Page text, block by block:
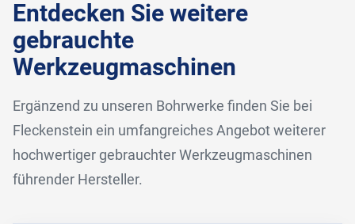
Entdecken Sie weitere
gebrauchte
Werkzeugmaschinen
Ergänzend zu unseren Bohrwerke finden Sie bei
Fleckenstein ein umfangreiches Angebot weiterer
hochwertiger gebrauchter Werkzeugmaschinen
führender Hersteller.